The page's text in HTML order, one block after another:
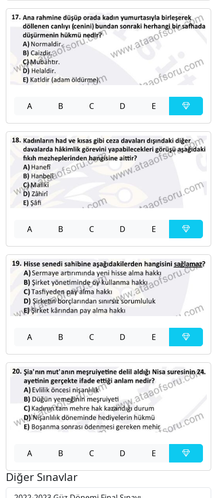
A B C D E
A B C D E
A B C D E
A B C D E
Diğer Sınavlar